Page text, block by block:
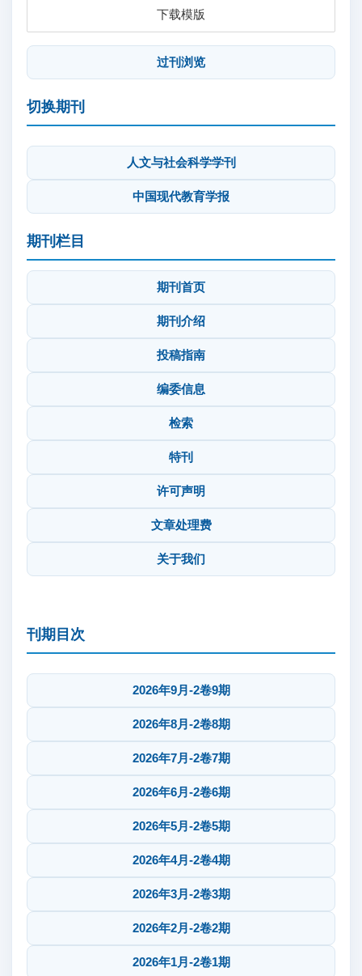
下载模版
过刊浏览
切换期刊
人文与社会科学学刊
中国现代教育学报
期刊栏目
期刊首页
期刊介绍
投稿指南
编委信息
检索
特刊
许可声明
文章处理费
关于我们
刊期目次
2026年9月-2卷9期
2026年8月-2卷8期
2026年7月-2卷7期
2026年6月-2卷6期
2026年5月-2卷5期
2026年4月-2卷4期
2026年3月-2卷3期
2026年2月-2卷2期
2026年1月-2卷1期